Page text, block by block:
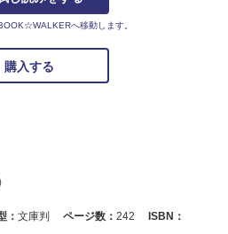
へ移動します。
購入する
： 文庫判 ページ数： 242
ISBN：